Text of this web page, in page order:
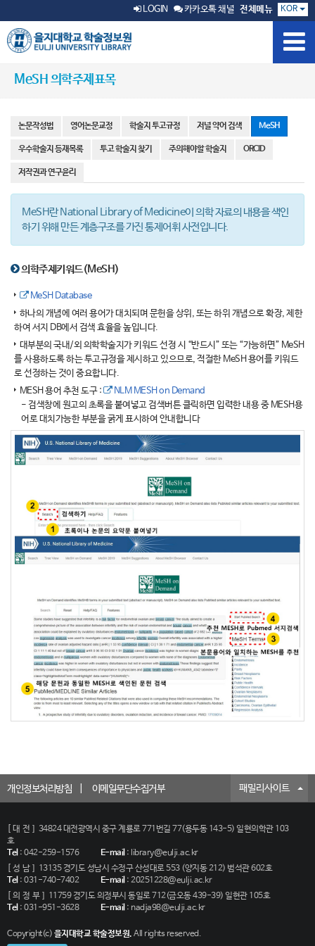
LOGIN 카카오톡 채널 전체메뉴 KOR
MeSH 의학주제표목
논문작성법 영어논문교정 학술지 투고규정 저널 약어 검색 MeSH
우수학술지 등재목록 투고 학술지 찾기 주의해야할 학술지 ORCID
저작권과 연구윤리
MeSH란 National Library of Medicine이 의학 자료의 내용을 색인
하기 위해 만든 계층구조를 가진 통제어휘 사전입니다.
의학주제키워드(MeSH)
MeSH Database
하나의 개념에 여러 용어가 대치되며 문헌을 상위, 또는 하위 개념으로 확장, 제한
하여 서지 DB에서 검색 효율을 높입니다.
대부분의 국내/외 의학학술지가 키워드 선정 시 “반드시” 또는 “가능하면” MeSH
를 사용하도록 하는 투고규정을 제시하고 있으므로, 적절한 MeSH 용어를 키워드
로 선정하는 것이 중요합니다.
MESH 용어 추천 도구 :
NLM MESH on Demand
- 검색창에 원고의 초록을 붙여넣고 검색버튼 클릭하면 입력한 내용 중 MESH용
어로 대치가능한 부분을 굵게 표시하여 안내합니다
개인정보처리방침 이메일무단수집거부 패밀리사이트
[대전]
34824 대전광역시 중구 계룡로 771번길 77(용두동 143-5) 일현의학관 103
호
Tel: 042-259-1576 E-mail: library@eulji.ac.kr
[성남]
13135 경기도 성남시 수정구 산성대로 553 (양지동 212) 범석관 602호
Tel: 031-740-7402 E-mail: 20251228@eulji.ac.kr
[의정부]
11759 경기도 의정부시 동일로 712(금오동 439-39) 일현관 105호
Tel: 031-951-3628 E-mail: nadja98@eulji.ac.kr
Copyright(c) 을지대학교 학술정보원. All rights reserved.